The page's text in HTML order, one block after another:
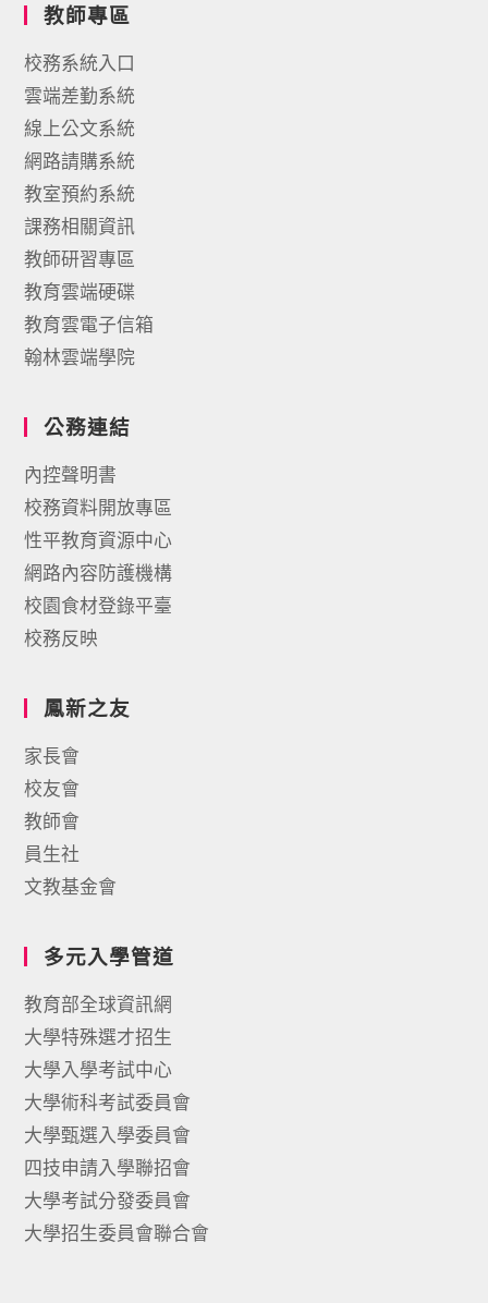
教師專區
校務系統入口
雲端差勤系統
線上公文系統
網路請購系統
教室預約系統
課務相關資訊
教師研習專區
教育雲端硬碟
教育雲電子信箱
翰林雲端學院
公務連結
內控聲明書
校務資料開放專區
性平教育資源中心
網路內容防護機構
校園食材登錄平臺
校務反映
鳳新之友
家長會
校友會
教師會
員生社
文教基金會
多元入學管道
教育部全球資訊網
大學特殊選才招生
大學入學考試中心
大學術科考試委員會
大學甄選入學委員會
四技申請入學聯招會
大學考試分發委員會
大學招生委員會聯合會